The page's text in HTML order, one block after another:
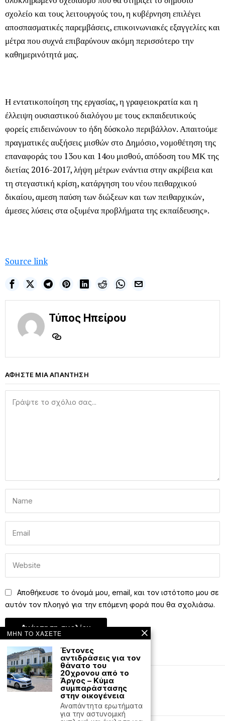
σχολείο και τους λειτουργούς του, η κυβέρνηση επιλέγει
αποσπασματικές παρεμβάσεις, επικοινωνιακές εξαγγελίες και
μέτρα που συχνά επιβαρύνουν ακόμη περισσότερο την
καθημερινότητά μας.
Η εντατικοποίηση της εργασίας, η γραφειοκρατία και η
έλλειψη ουσιαστικού διαλόγου με τους εκπαιδευτικούς
φορείς επιδεινώνουν το ήδη δύσκολο περιβάλλον. Απαιτούμε
πραγματικές αυξήσεις μισθών στο Δημόσιο, νομοθέτηση της
επαναφοράς του 13ου και 14ου μισθού, απόδοση του ΜΚ της
διετίας 2016-2017, λήψη μέτρων ενάντια στην ακρίβεια και
τη στεγαστική κρίση, κατάργηση του νέου πειθαρχικού
δικαίου, αμεση παύση των διώξεων και των πειθαρχικών,
άμεσες λύσεις στα οξυμένα προβλήματα της εκπαίδευσης».
Source link
Τύπος Ηπείρου
ΑΦΗΣΤΕ ΜΙΑ ΑΠΑΝΤΗΣΗ
Αποθήκευσε το όνομά μου, email, και τον ιστότοπο μου σε
αυτόν τον πλοηγό για την επόμενη φορά που θα σχολιάσω.
Editorial Έντυπη έκδοση
by Hostville
ΜΗΝ ΤΟ ΧΑΣΕΤΕ
Έντονες
αντιδράσεις για τον
θάνατο του
20χρονου από το
Άργος – Κύμα
συμπαράστασης
στην οικογένεια
Αναπάντητα ερωτήματα
για την αστυνομική